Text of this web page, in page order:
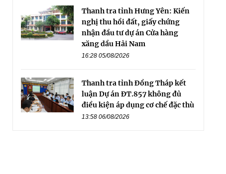
Thanh tra tỉnh Hưng Yên: Kiến
nghị thu hồi đất, giấy chứng
nhận đầu tư dự án Cửa hàng
xăng dầu Hải Nam
16:28 05/08/2026
Thanh tra tỉnh Đồng Tháp kết
luận Dự án ĐT.857 không đủ
điều kiện áp dụng cơ chế đặc thù
13:58 06/08/2026